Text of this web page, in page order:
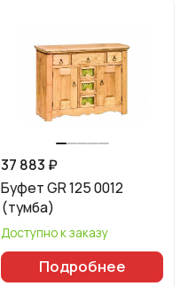
37 883 ₽
Буфет GR 125 0012
(тумба)
Доступно к заказу
Подробнее